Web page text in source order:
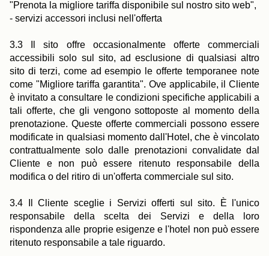
"Prenota la migliore tariffa disponibile sul nostro sito web",
- servizi accessori inclusi nell'offerta
3.3 Il sito offre occasionalmente offerte commerciali
accessibili solo sul sito, ad esclusione di qualsiasi altro
sito di terzi, come ad esempio le offerte temporanee note
come "Migliore tariffa garantita". Ove applicabile, il Cliente
è invitato a consultare le condizioni specifiche applicabili a
tali offerte, che gli vengono sottoposte al momento della
prenotazione. Queste offerte commerciali possono essere
modificate in qualsiasi momento dall'Hotel, che è vincolato
contrattualmente solo dalle prenotazioni convalidate dal
Cliente e non può essere ritenuto responsabile della
modifica o del ritiro di un'offerta commerciale sul sito.
3.4 Il Cliente sceglie i Servizi offerti sul sito. È l'unico
responsabile della scelta dei Servizi e della loro
rispondenza alle proprie esigenze e l'hotel non può essere
ritenuto responsabile a tale riguardo.